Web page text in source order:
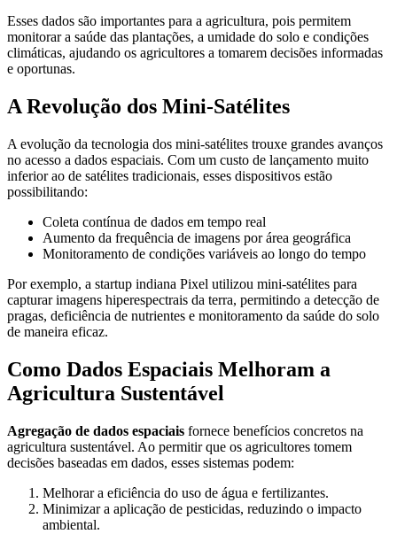
Esses dados são importantes para a agricultura, pois permitem
monitorar a saúde das plantações, a umidade do solo e condições
climáticas, ajudando os agricultores a tomarem decisões informadas
e oportunas.
A Revolução dos Mini-Satélites
A evolução da tecnologia dos mini-satélites trouxe grandes avanços
no acesso a dados espaciais. Com um custo de lançamento muito
inferior ao de satélites tradicionais, esses dispositivos estão
possibilitando:
Coleta contínua de dados em tempo real
Aumento da frequência de imagens por área geográfica
Monitoramento de condições variáveis ao longo do tempo
Por exemplo, a startup indiana Pixel utilizou mini-satélites para
capturar imagens hiperespectrais da terra, permitindo a detecção de
pragas, deficiência de nutrientes e monitoramento da saúde do solo
de maneira eficaz.
Como Dados Espaciais Melhoram a
Agricultura Sustentável
Agregação de dados espaciais fornece benefícios concretos na
agricultura sustentável. Ao permitir que os agricultores tomem
decisões baseadas em dados, esses sistemas podem:
Melhorar a eficiência do uso de água e fertilizantes.
Minimizar a aplicação de pesticidas, reduzindo o impacto
ambiental.